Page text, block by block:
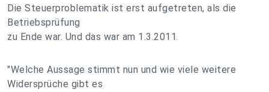
Die Steuerproblematik ist erst aufgetreten, als die
Betriebsprüfung
zu Ende war. Und das war am 1.3.2011.
"Welche Aussage stimmt nun und wie viele weitere
Widersprüche gibt es